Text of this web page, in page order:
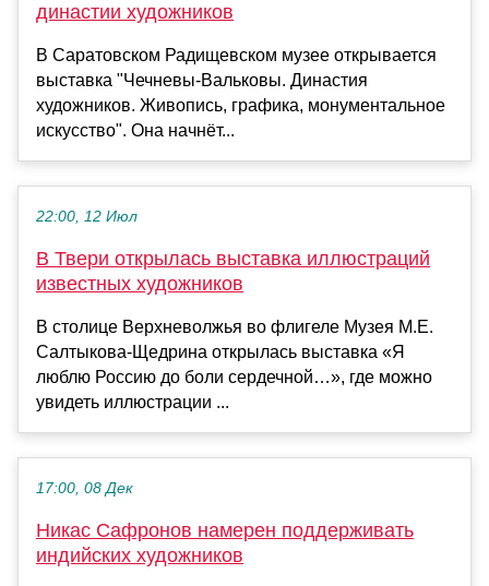
династии художников
В Саратовском Радищевском музее открывается
выставка "Чечневы-Вальковы. Династия
художников. Живопись, графика, монументальное
искусство". Она начнёт...
22:00, 12 Июл
В Твери открылась выставка иллюстраций
известных художников
В столице Верхневолжья во флигеле Музея М.Е.
Салтыкова-Щедрина открылась выставка «Я
люблю Россию до боли сердечной…», где можно
увидеть иллюстрации ...
17:00, 08 Дек
Никас Сафронов намерен поддерживать
индийских художников